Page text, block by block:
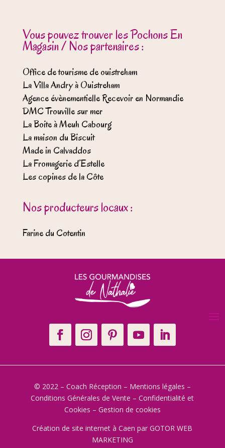
Vous pouvez trouver les Pochons En
Magasin / Nos partenaires :
Office de tourisme de ouistreham
La Villa Andry à Ouistreham
Agence évènementielle Recevoir en Normandie
DMC Trouville sur mer
La Boite à Meuh Cabourg
La maison du Biscuit
Made in Calvaddos
La Fromagerie d’Estelle
Les copines de la Côte
Nos producteurs locaux :
Farine du Cotentin
© 2022 – Coach Réception – Mentions légales –
Conditions Générales de Vente –Confidentialité et
Cookies – Gestion de cookies
Création de site internet à Caen par GOTOR WEB
MARKETING